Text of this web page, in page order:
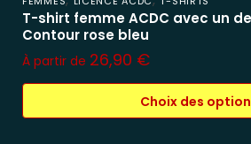
T-shirt femme ACDC avec un
Contour rose bleu
À partir de 26,90 €
Choix des